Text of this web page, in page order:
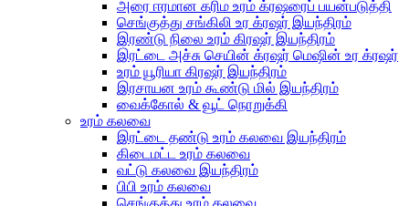
அரை ஈரமான கரிம உரம் க்ரஷரைப் பயன்படுத்தி
செங்குத்து சங்கிலி உர க்ரஷர் இயந்திரம்
இரண்டு நிலை உரம் கிரஷர் இயந்திரம்
இரட்டை அச்சு செயின் க்ரஷர் மெஷின் உர க்ரஷர்
உரம் யூரியா கிரஷர் இயந்திரம்
இரசாயன உரம் கூண்டு மில் இயந்திரம்
வைக்கோல் & வூட் நொறுக்கி
உரம் கலவை
இரட்டை தண்டு உரம் கலவை இயந்திரம்
கிடைமட்ட உரம் கலவை
வட்டு கலவை இயந்திரம்
பிபி உரம் கலவை
செங்குத்து உரம் கலவை